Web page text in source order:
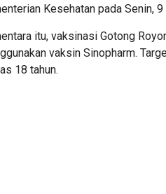
Kesehatan pada Senin,
itu, vaksinasi Gotong
vaksin Sinopharm.
18 tahun.